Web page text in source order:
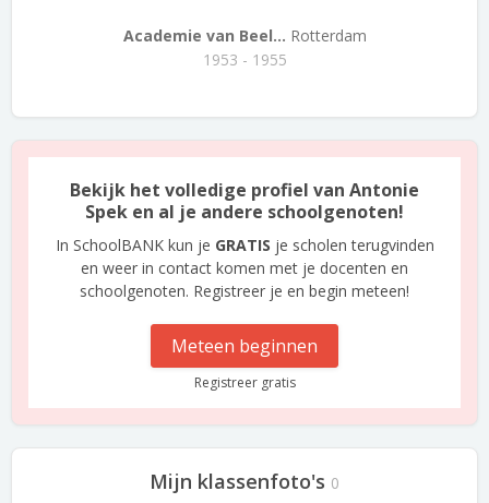
Academie van Beel... Rotterdam
1953 - 1955
Bekijk het volledige profiel van Antonie
Spek en al je andere schoolgenoten!
In SchoolBANK kun je GRATIS je scholen terugvinden
en weer in contact komen met je docenten en
schoolgenoten. Registreer je en begin meteen!
Meteen beginnen
Registreer gratis
Mijn klassenfoto's 0